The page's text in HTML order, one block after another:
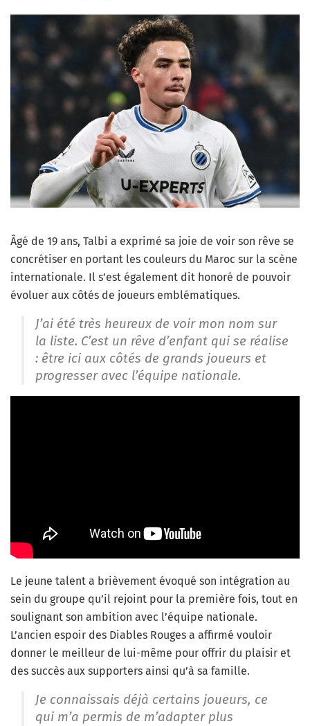
Âgé de 19 ans, Talbi a exprimé sa joie de voir son rêve se
concrétiser en portant les couleurs du Maroc sur la scène
internationale. Il s’est également dit honoré de pouvoir
évoluer aux côtés de joueurs emblématiques.
J’ai été très heureux de voir mon nom sur
la liste. C’est un rêve d’enfant qui se réalise
: être ici aux côtés de grands joueurs et
progresser avec l’équipe nationale.
Le jeune talent a brièvement évoqué son intégration au
sein du groupe qu’il rejoint pour la première fois, tout en
soulignant son ambition avec l’équipe nationale.
L’ancien espoir des Diables Rouges a affirmé vouloir
donner le meilleur de lui-même pour offrir du plaisir et
des succès aux supporters ainsi qu’à sa famille.
Je connaissais déjà certains joueurs, ce
qui m’a permis de m’adapter plus